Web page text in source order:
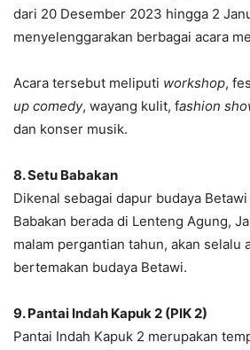
dari 20 Desember 2023 hingga 2
menyelenggarakan berbagai acara
Acara tersebut meliputi workshop,
up comedy, wayang kulit, fashion
dan konser musik.
8. Setu Babakan
Dikenal sebagai dapur budaya
Babakan berada di Lenteng Agung,
malam pergantian tahun, akan selalu
bertemakan budaya Betawi.
9. Pantai Indah Kapuk 2 (PIK 2)
Pantai Indah Kapuk 2 merupakan